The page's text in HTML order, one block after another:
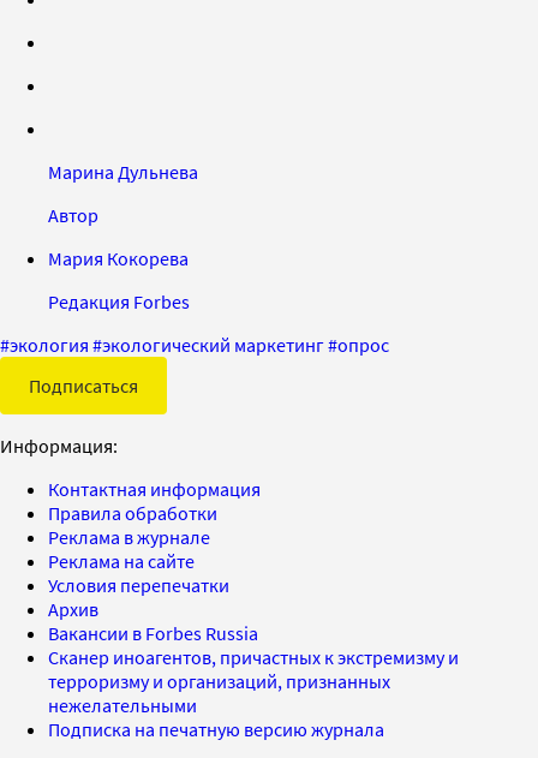
Марина Дульнева
Автор
Мария Кокорева
Редакция Forbes
#экология #экологический маркетинг#опрос
Подписаться
Информация:
Контактная информация
Правила обработки
Реклама в журнале
Реклама на сайте
Условия перепечатки
Архив
Вакансии в Forbes Russia
Сканер иноагентов, причастных к экстремизму и
терроризму и организаций, признанных
нежелательными
Подписка на печатную версию журнала